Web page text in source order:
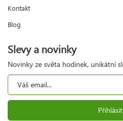
Kontakt
Blog
Slevy a novinky
Novinky ze světa hodinek, unikátní